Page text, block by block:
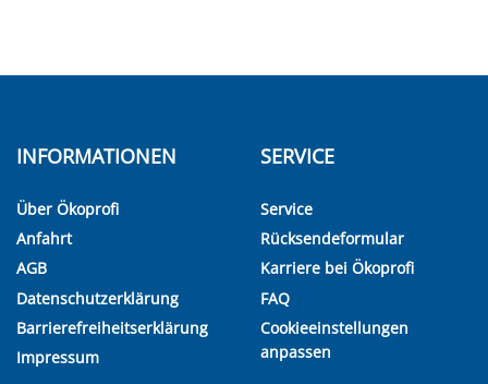
INFORMATIONEN
Über Ökoprofi
Anfahrt
AGB
Datenschutzerklärung
Barrierefreiheitserklärung
Impressum
SERVICE
Service
Rücksendeformular
Karriere bei Ökoprofi
FAQ
Cookieeinstellungen
anpassen